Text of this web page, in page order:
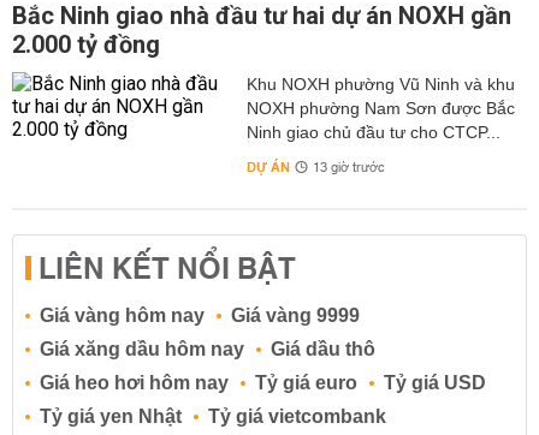
Bắc Ninh giao nhà đầu tư hai dự án NOXH gần
2.000 tỷ đồng
Khu NOXH phường Vũ Ninh và khu
NOXH phường Nam Sơn được Bắc
Ninh giao chủ đầu tư cho CTCP...
DỰ ÁN 13 giờ trước
LIÊN KẾT NỔI BẬT
Giá vàng hôm nay
Giá vàng 9999
Giá xăng dầu hôm nay
Giá dầu thô
Giá heo hơi hôm nay
Tỷ giá euro
Tỷ giá USD
Tỷ giá yen Nhật
Tỷ giá vietcombank